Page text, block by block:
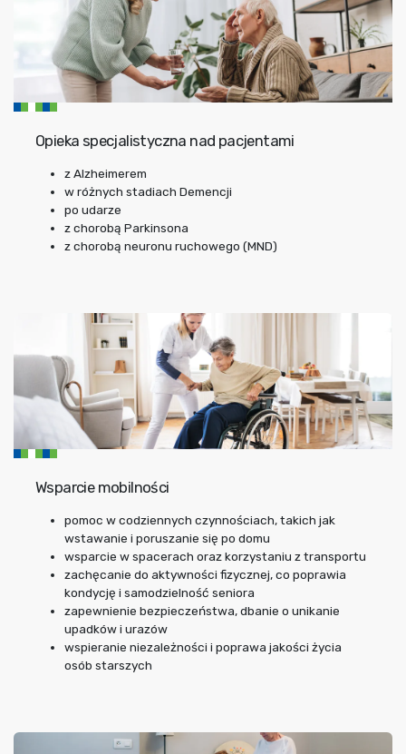
Opieka specjalistyczna nad pacjentami
z Alzheimerem
w różnych stadiach Demencji
po udarze
z chorobą Parkinsona
z chorobą neuronu ruchowego (MND)
Wsparcie mobilności
pomoc w codziennych czynnościach, takich jak
wstawanie i poruszanie się po domu
wsparcie w spacerach oraz korzystaniu z transportu
zachęcanie do aktywności fizycznej, co poprawia
kondycję i samodzielność seniora
zapewnienie bezpieczeństwa, dbanie o unikanie
upadków i urazów
wspieranie niezależności i poprawa jakości życia
osób starszych